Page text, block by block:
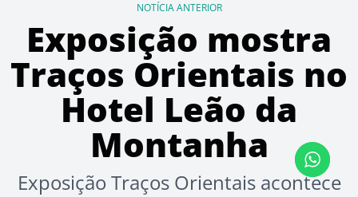
NOTÍCIA ANTERIOR
Exposição mostra
Traços Orientais no
Hotel Leão da
Montanha
Exposição Traços Orientais acontece